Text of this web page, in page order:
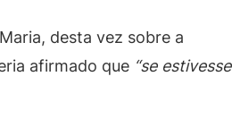
desta vez sobre a
afirmado que “se estivesse